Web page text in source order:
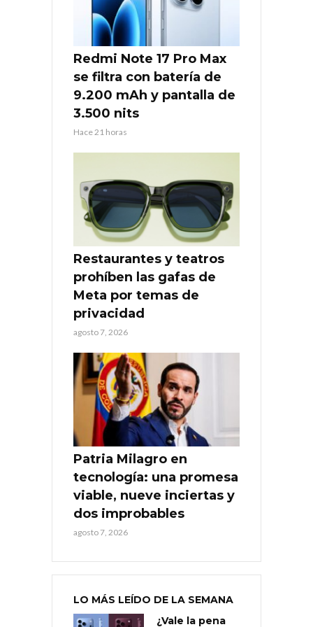
Redmi Note 17 Pro Max
se filtra con batería de
9.200 mAh y pantalla de
3.500 nits
Hace 21 horas
Restaurantes y teatros
prohíben las gafas de
Meta por temas de
privacidad
agosto 7, 2026
Patria Milagro en
tecnología: una promesa
viable, nueve inciertas y
dos improbables
agosto 7, 2026
LO MÁS LEÍDO DE LA SEMANA
¿Vale la pena